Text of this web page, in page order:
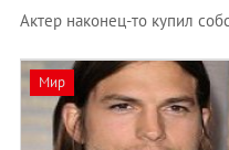
Актер наконец-то купил
Мир